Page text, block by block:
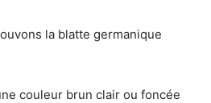
la blatte germanique
couleur brun clair ou foncée